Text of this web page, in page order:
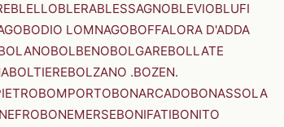
BLELLOBLERABLESSAGNOBLEVIOBLUFI
BODIO LOMNAGOBOFFALORA D'ADDA
BOLBENOBOLGAREBOLLATE
BOLTIEREBOLZANO .BOZEN.
BOMPORTOBONARCADOBONASSOLA
BONEMERSEBONIFATIBONITO